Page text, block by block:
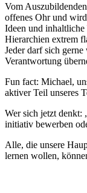
Vom
offenes Ohr und
Ideen und
Hierarchien extrem
Jeder darf sich
Verantwortung
Fun fact: Michael,
aktiver Teil unseres
Wer sich jetzt denkt:
initiativ bewerben
Alle, die unsere
lernen wollen,